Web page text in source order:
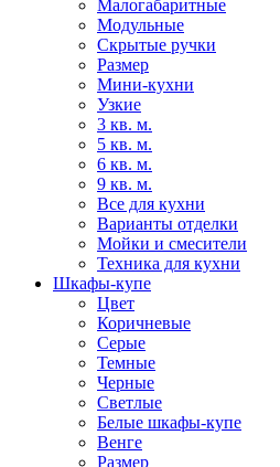
Малогабаритные
Модульные
Скрытые ручки
Размер
Мини-кухни
Узкие
3 кв. м.
5 кв. м.
6 кв. м.
9 кв. м.
Все для кухни
Варианты отделки
Мойки и смесители
Техника для кухни
Шкафы-купе
Цвет
Коричневые
Серые
Темные
Черные
Светлые
Белые шкафы-купе
Венге
Размер